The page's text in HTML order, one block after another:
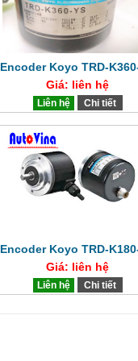
Encoder Koyo TRD-
Giá: liên hệ
Liên hệ Chi tiết
Encoder Koyo TRD-
Giá: liên hệ
Liên hệ Chi tiết